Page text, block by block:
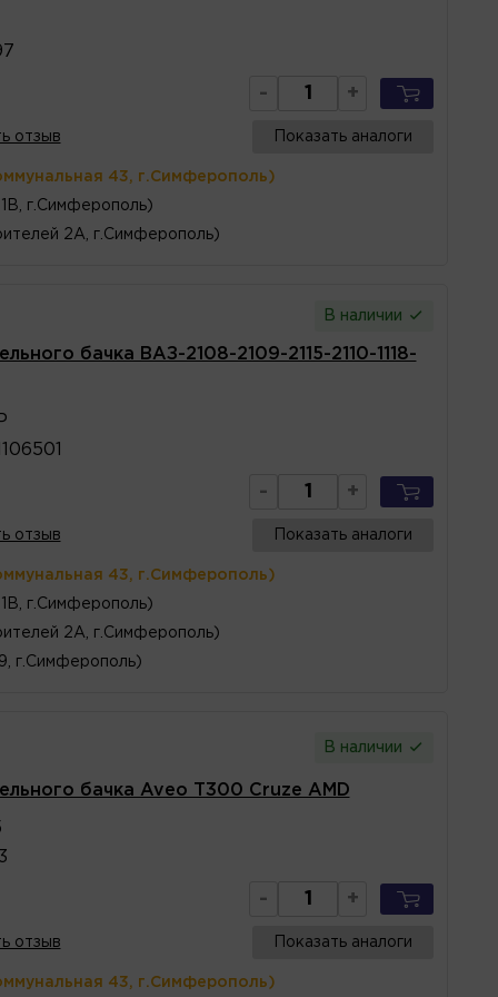
- +
отзыв Показать аналоги
43, г.Симферополь)
г.Симферополь)
2А, г.Симферополь)
В наличии
бачка ВАЗ-2108-2109-2115-2110-1118-
- +
отзыв Показать аналоги
43, г.Симферополь)
г.Симферополь)
2А, г.Симферополь)
г.Симферополь)
В наличии
бачка Aveo T300 Cruze AMD
- +
отзыв Показать аналоги
43, г.Симферополь)